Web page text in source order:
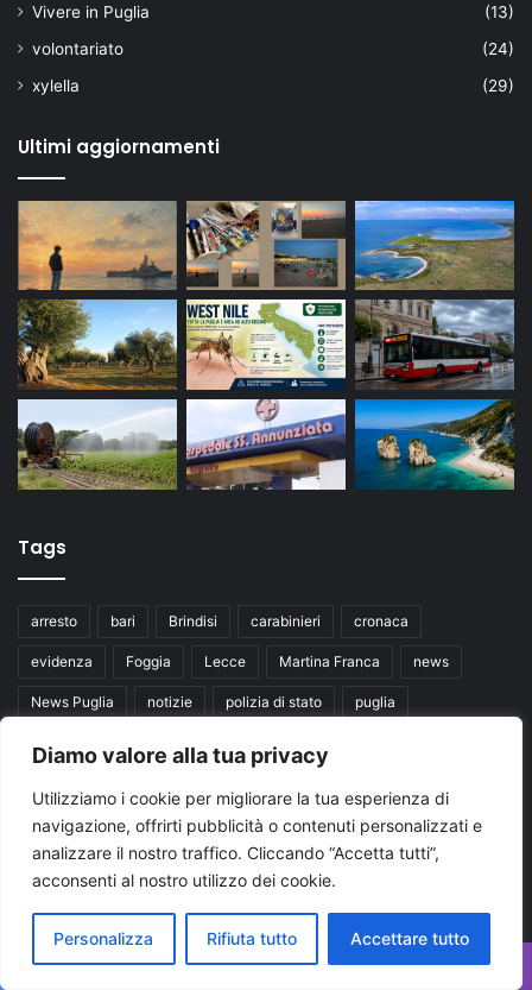
Diamo valore alla tua privacy
Utilizziamo i cookie per migliorare la tua esperienza di
navigazione, offrirti pubblicità o contenuti personalizzati e
analizzare il nostro traffico. Cliccando “Accetta tutti”,
acconsenti al nostro utilizzo dei cookie.
Personalizza Rifiuta tutto Accettare tutto
Vivere in Puglia
(13)
volontariato
(24)
xylella
(29)
Ultimi aggiornamenti
Tags
arresto bari Brindisi carabinieri cronaca
evidenza Foggia Lecce Martina Franca news
News Puglia notizie polizia di stato puglia
Seguici su
Facebook
X
You